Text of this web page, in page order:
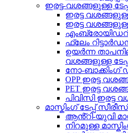
ഇരട്ട-വശങ്ങളുള്ള
ഇരട്ട
ഇരട്ട
ഫ്ലേം
ഉയർന്ന
വശങ്ങളുള്ള
നോ-
OPP ഇരട്ട
PET ഇരട്ട
പിവിസി ഇരട്ട
മാസ്കിംഗ് ടേപ്പ് സീരീസ്
ആൻ്റി-യുവി
നിറമുള്ള